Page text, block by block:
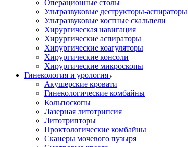
Операционные столы
Ультразвуковые деструкторы-аспираторы
Ультразвуковые костные скальпели
Хирургическая навигация
Хирургические аспираторы
Хирургические коагуляторы
Хирургические консоли
Хирургические микроскопы
Гинекология и урология
Акушерские кровати
Гинекологические комбайны
Кольпоскопы
Лазерная литотрипсия
Литотрипторы
Проктологические комбайны
Сканеры мочевого пузыря